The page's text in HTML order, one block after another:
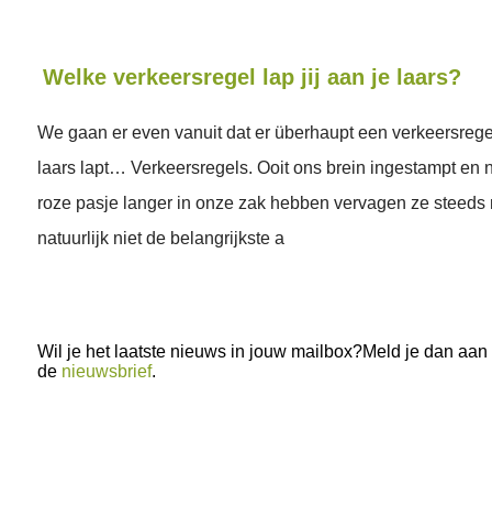
Welke verkeersregel lap jij aan je laars?
We gaan er even vanuit dat er überhaupt een
laars lapt… Verkeersregels. Ooit ons brein ingestampt en
roze pasje langer in onze zak hebben vervagen ze steeds
natuurlijk niet de belangrijkste a
Wil je het laatste nieuws in jouw mailbox?Meld je dan aan
de nieuwsbrief.